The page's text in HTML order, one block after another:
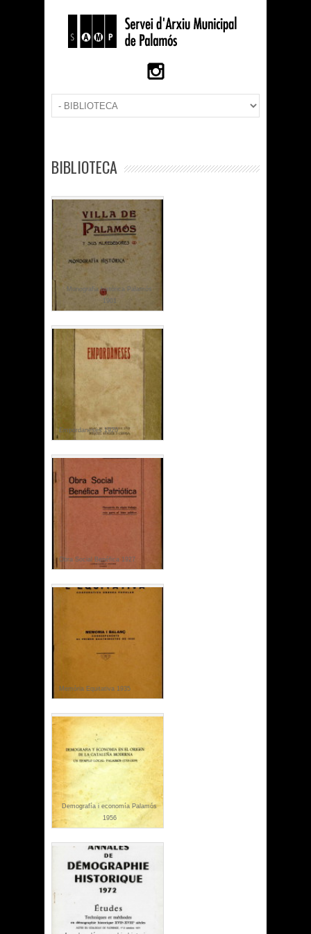
BIBLIOTECA
Monografia històrica Palamós
1901
Empordaneses 1920
Obra Social Benéfica 1927
Memòria Equitativa 1935
Demografía i economía Palamós
1956